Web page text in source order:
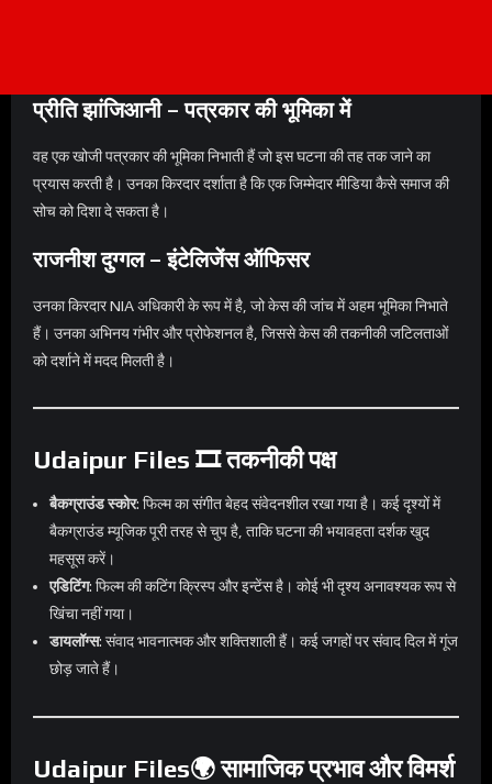
प्रीति झांजिआनी – पत्रकार की भूमिका में
वह एक खोजी पत्रकार की भूमिका निभाती हैं जो इस घटना की तह तक जाने का
प्रयास करती है। उनका किरदार दर्शाता है कि एक जिम्मेदार मीडिया कैसे समाज की
सोच को दिशा दे सकता है।
राजनीश दुग्गल – इंटेलिजेंस ऑफिसर
उनका किरदार NIA अधिकारी के रूप में है, जो केस की जांच में अहम भूमिका निभाते
हैं। उनका अभिनय गंभीर और प्रोफेशनल है, जिससे केस की तकनीकी जटिलताओं
को दर्शाने में मदद मिलती है।
Udaipur Files 🎞️ तकनीकी पक्ष
बैकग्राउंड स्कोर: फिल्म का संगीत बेहद संवेदनशील रखा गया है। कई दृश्यों में
बैकग्राउंड म्यूजिक पूरी तरह से चुप है, ताकि घटना की भयावहता दर्शक खुद
महसूस करें।
एडिटिंग: फिल्म की कटिंग क्रिस्प और इन्टेंस है। कोई भी दृश्य अनावश्यक रूप से
खिंचा नहीं गया।
डायलॉग्स: संवाद भावनात्मक और शक्तिशाली हैं। कई जगहों पर संवाद दिल में गूंज
छोड़ जाते हैं।
Udaipur Files🌍 सामाजिक प्रभाव और विमर्श